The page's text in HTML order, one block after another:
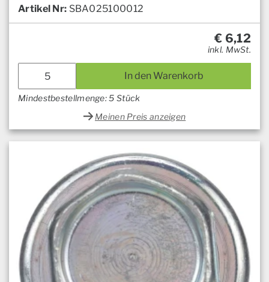
Artikel Nr: SBA025100012
€ 6,12
inkl. MwSt.
In den Warenkorb
Mindestbestellmenge: 5 Stück
Meinen Preis anzeigen